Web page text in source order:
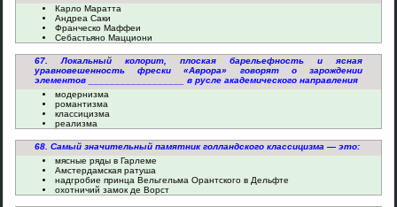
Карло Маратта
Андреа Саки
Франческо Маффеи
Себастьяно Мацциони
67. Локальный колорит, плоская барельефность и ясная
уравновешенность фрески «Аврора» говорят о зарождении
элементов __________________ в русле академического направления
модернизма
романтизма
классицизма
реализма
68. Самый значительный памятник голландского классицизма — это:
мясные ряды в Гарлеме
Амстердамская ратуша
надгробие принца Вельгельма Орантского в Дельфте
охотничий замок де Ворст